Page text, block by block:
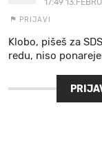
17:49
PRIJAVI
Klobo, pišeš za
redu, niso